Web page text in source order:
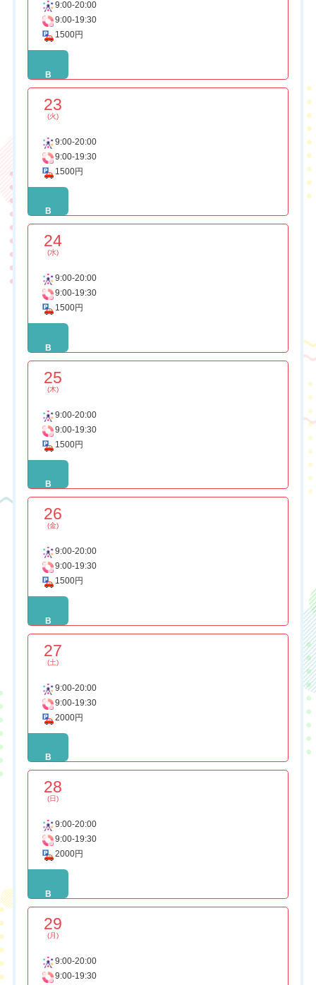
9:00-20:00
9:00-19:30
1500円
B
23
(火)
9:00-20:00
9:00-19:30
1500円
B
24
(水)
9:00-20:00
9:00-19:30
1500円
B
25
(木)
9:00-20:00
9:00-19:30
1500円
B
26
(金)
9:00-20:00
9:00-19:30
1500円
B
27
(土)
9:00-20:00
9:00-19:30
2000円
B
28
(日)
9:00-20:00
9:00-19:30
2000円
B
29
(月)
9:00-20:00
9:00-19:30